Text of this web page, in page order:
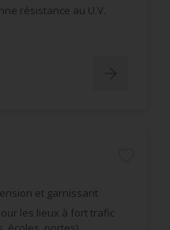
résistance au U.V.
et garnissant
les lieux à fort trafic